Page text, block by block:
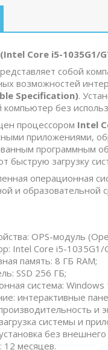
Core i5-1035G1/
собой
возможностей
Specification).
без
процессором Intel
приложениями,
программным
быструю загрузку
операционная
и образовательной
OPS-модуль
Intel Core i5-1035G1/
память: 8 ГБ RAM;
SSD 256 ГБ;
система: Windows
интерактивные
и
системы и
без внешнего
12 месяцев.